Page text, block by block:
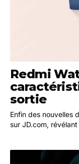
Redmi
sortie
Enfin des nouvelles
sur JD.com,